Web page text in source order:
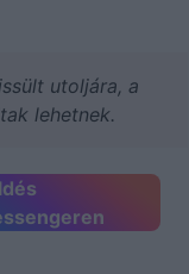
utoljára, a
lehetnek.